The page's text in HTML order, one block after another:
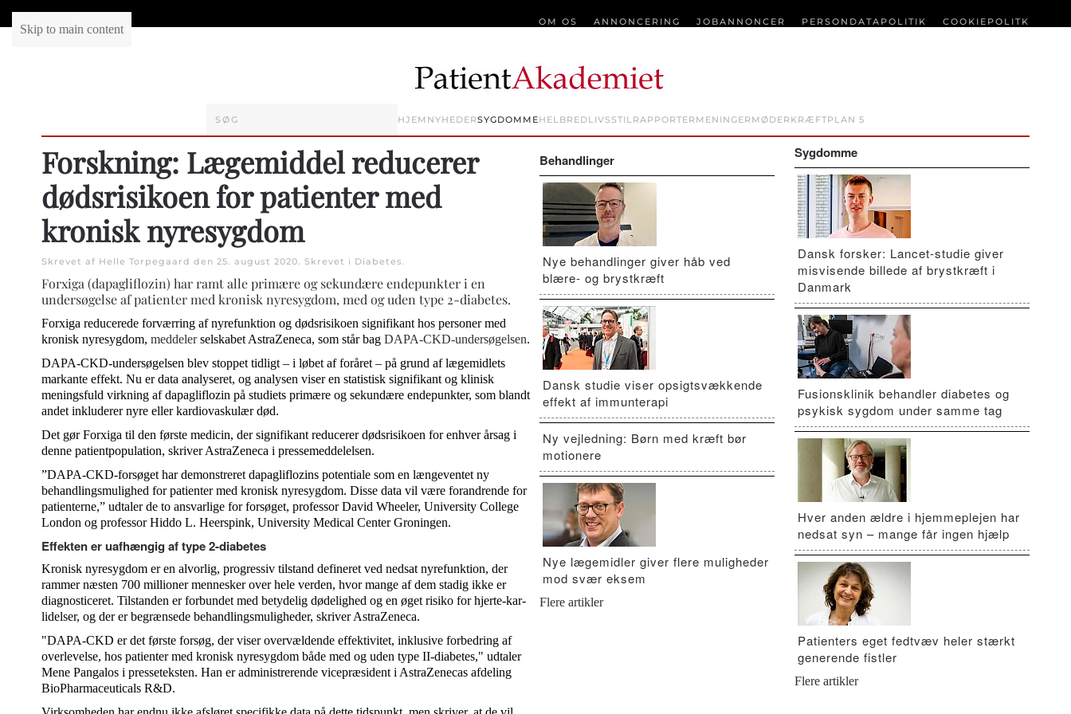
Skip to main content
OM OS ANNONCERING JOBANNONCER PERSONDATAPOLITIK COOKIEPOLITK
HJEM NYHEDERSYGDOMMEHELBREDLIVSSTILRAPPORTER MENINGER MØDER KRÆFTPLAN 5
Forskning: Lægemiddel reducerer
dødsrisikoen for patienter med
kronisk nyresygdom
Skrevet af Helle Torpegaard den 25. august 2020. Skrevet i Diabetes.
Forxiga (dapagliflozin) har ramt alle primære og sekundære endepunkter i en
undersøgelse af patienter med kronisk nyresygdom, med og uden type 2-diabetes.
Forxiga reducerede forværring af ​​nyrefunktion og dødsrisikoen signifikant hos personer med
kronisk nyresygdom, meddelerselskabet AstraZeneca, som står bag DAPA-CKD-undersøgelsen.
DAPA-CKD-undersøgelsen blev stoppet tidligt – i løbet af foråret – på grund af lægemidlets
markante effekt. Nu er data analyseret, og analysen viser en statistisk signifikant og klinisk
meningsfuld virkning af dapagliflozin på studiets primære og sekundære endepunkter, som blandt
andet inkluderer nyre eller kardiovaskulær død.
Det gør Forxiga til den første medicin, der signifikant reducerer dødsrisikoen for enhver årsag i
denne patientpopulation, skriver AstraZeneca i pressemeddelelsen.
”DAPA-CKD-forsøget har demonstreret dapagliflozins potentiale som en længeventet ny
behandlingsmulighed for patienter med kronisk nyresygdom. Disse data vil være forandrende for
patienterne,” udtaler de to ansvarlige for forsøget, professor David Wheeler, University College
London og professor Hiddo L. Heerspink, University Medical Center Groningen.
Effekten er uafhængig af type 2-diabetes
Kronisk nyresygdom er en alvorlig, progressiv tilstand defineret ved nedsat nyrefunktion, der
rammer næsten 700 millioner mennesker over hele verden, hvor mange af dem stadig ikke er
diagnosticeret. Tilstanden er forbundet med betydelig dødelighed og en øget risiko for hjerte-kar-
lidelser, og der er begrænsede behandlingsmuligheder, skriver AstraZeneca.
"DAPA-CKD er det første forsøg, der viser overvældende effektivitet, inklusive forbedring af
overlevelse, hos patienter med kronisk nyresygdom både med og uden type II-diabetes," udtaler
Mene Pangalos i presseteksten. Han er administrerende vicepræsident i AstraZenecas afdeling
BioPharmaceuticals R&D.
Behandlinger
Nye behandlinger giver håb ved
blære- og brystkræft
Dansk studie viser opsigtsvækkende
effekt af immunterapi
Ny vejledning: Børn med kræft bør
motionere
Nye lægemidler giver flere muligheder
mod svær eksem
Flere artikler
Sygdomme
Dansk forsker: Lancet-studie giver
misvisende billede af brystkræft i
Danmark
Fusionsklinik behandler diabetes og
psykisk sygdom under samme tag
Hver anden ældre i hjemmeplejen har
nedsat syn – mange får ingen hjælp
Patienters eget fedtvæv heler stærkt
generende fistler
Flere artikler